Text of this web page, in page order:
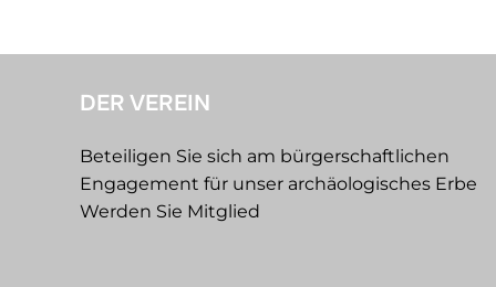
DER VEREIN
Beteiligen Sie sich am bürgerschaftlichen
Engagement für unser archäologisches Erbe
Werden Sie Mitglied